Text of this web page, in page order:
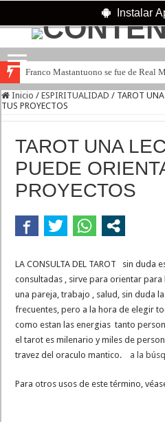
Instalar
Franco Mastantuono se fue de
Inicio / ESPIRITUALIDAD / TAROT
TUS PROYECTOS
TAROT UNA
PUEDE
PROYECTOS
LA CONSULTA DEL TAROT sin duda
consultadas , sirve para orientar
una pareja, trabajo , salud, sin duda
frecuentes, pero a la hora de elegir
como estan las energias tanto
el tarot es milenario y miles de
travez del oraculo mantico. a la
Para otros usos de este término,